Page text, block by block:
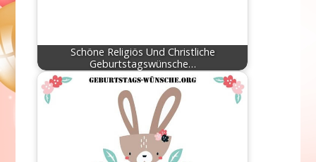
Schöne Religiös Und Christliche
Geburtstagswünsche…